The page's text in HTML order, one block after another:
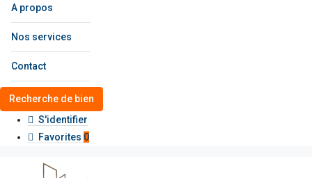
A propos
Nos services
Contact
Recherche de bien
S'identifier
Favorites 0